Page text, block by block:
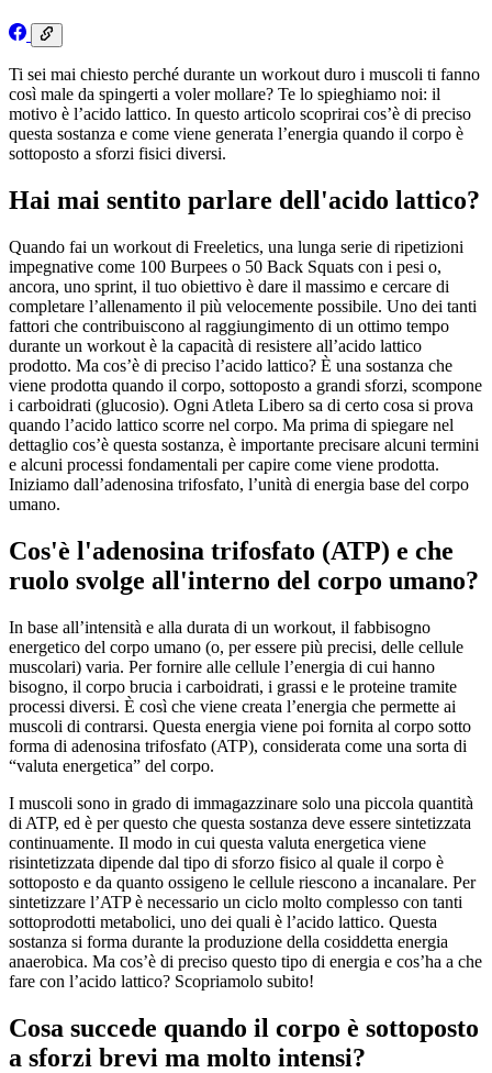
Ti sei mai chiesto perché durante un workout duro i muscoli ti fanno
così male da spingerti a voler mollare? Te lo spieghiamo noi: il
motivo è l’acido lattico. In questo articolo scoprirai cos’è di preciso
questa sostanza e come viene generata l’energia quando il corpo è
sottoposto a sforzi fisici diversi.
Hai mai sentito parlare dell'acido lattico?
Quando fai un workout di Freeletics, una lunga serie di ripetizioni
impegnative come 100 Burpees o 50 Back Squats con i pesi o,
ancora, uno sprint, il tuo obiettivo è dare il massimo e cercare di
completare l’allenamento il più velocemente possibile. Uno dei tanti
fattori che contribuiscono al raggiungimento di un ottimo tempo
durante un workout è la capacità di resistere all’acido lattico
prodotto. Ma cos’è di preciso l’acido lattico? È una sostanza che
viene prodotta quando il corpo, sottoposto a grandi sforzi, scompone
i carboidrati (glucosio). Ogni Atleta Libero sa di certo cosa si prova
quando l’acido lattico scorre nel corpo. Ma prima di spiegare nel
dettaglio cos’è questa sostanza, è importante precisare alcuni termini
e alcuni processi fondamentali per capire come viene prodotta.
Iniziamo dall’adenosina trifosfato, l’unità di energia base del corpo
umano.
Cos'è l'adenosina trifosfato (ATP) e che
ruolo svolge all'interno del corpo umano?
In base all’intensità e alla durata di un workout, il fabbisogno
energetico del corpo umano (o, per essere più precisi, delle cellule
muscolari) varia. Per fornire alle cellule l’energia di cui hanno
bisogno, il corpo brucia i carboidrati, i grassi e le proteine tramite
processi diversi. È così che viene creata l’energia che permette ai
muscoli di contrarsi. Questa energia viene poi fornita al corpo sotto
forma di adenosina trifosfato (ATP), considerata come una sorta di
“valuta energetica” del corpo.
I muscoli sono in grado di immagazzinare solo una piccola quantità
di ATP, ed è per questo che questa sostanza deve essere sintetizzata
continuamente. Il modo in cui questa valuta energetica viene
risintetizzata dipende dal tipo di sforzo fisico al quale il corpo è
sottoposto e da quanto ossigeno le cellule riescono a incanalare. Per
sintetizzare l’ATP è necessario un ciclo molto complesso con tanti
sottoprodotti metabolici, uno dei quali è l’acido lattico. Questa
sostanza si forma durante la produzione della cosiddetta energia
anaerobica. Ma cos’è di preciso questo tipo di energia e cos’ha a che
fare con l’acido lattico? Scopriamolo subito!
Cosa succede quando il corpo è sottoposto
a sforzi brevi ma molto intensi?